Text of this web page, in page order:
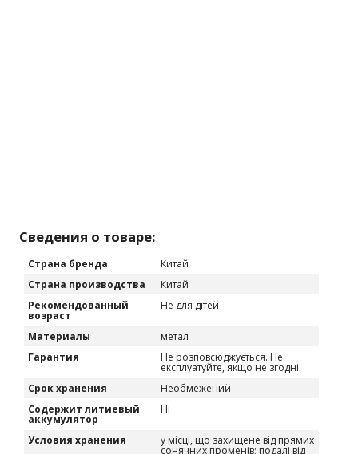
Сведения о товаре:
Страна бренда
Китай
Страна производства
Китай
Рекомендованный
возраст
Не для дітей
Материалы
метал
Гарантия
Не розповсюджується. Не
експлуатуйте, якщо не згодні.
Срок хранения
Необмежений
Содержит литиевый
аккумулятор
Ні
Условия хранения у місці, що захищене від прямих
сонячних променів; подалі від